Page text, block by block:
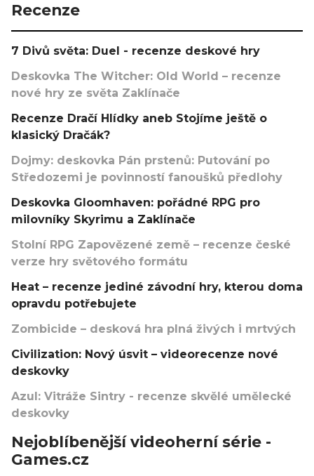
Recenze
7 Divů světa: Duel - recenze deskové hry
Deskovka The Witcher: Old World – recenze
nové hry ze světa Zaklínače
Recenze Dračí Hlídky aneb Stojíme ještě o
klasický Dračák?
Dojmy: deskovka Pán prstenů: Putování po
Středozemi je povinností fanoušků předlohy
Deskovka Gloomhaven: pořádné RPG pro
milovníky Skyrimu a Zaklínače
Stolní RPG Zapovězené země – recenze české
verze hry světového formátu
Heat – recenze jediné závodní hry, kterou doma
opravdu potřebujete
Zombicide – desková hra plná živých i mrtvých
Civilization: Nový úsvit – videorecenze nové
deskovky
Azul: Vitráže Sintry - recenze skvělé umělecké
deskovky
Nejoblíbenější videoherní série -
Games.cz